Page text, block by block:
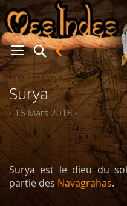
Surya
- 16 Mars 2018 -
Surya est le dieu du
partie des Navagrahas.